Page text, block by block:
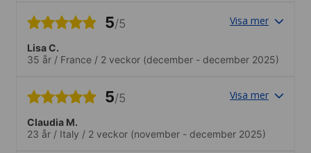
nationalités en provenance du monde
culturel pour chacun des élèves.
5/5 Visa mer
Lisa C.
35 år / France / 2 veckor (december - december 2025)
5/5 Visa mer
Claudia M.
23 år / Italy / 2 veckor (november - december 2025)